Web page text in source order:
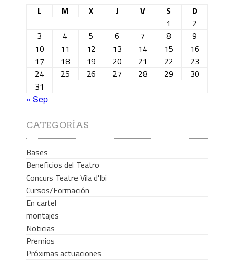
L
M X J V S
D
1
2
3
4 5 6 7 8
9
10
11 12 13 14 15
16
17
18 19 20 21 22
23
24
25 26 27 28 29
30
31
« Sep
CATEGORÍAS
Bases
Beneficios del Teatro
Concurs Teatre Vila d'Ibi
Cursos/Formación
En cartel
montajes
Noticias
Premios
Próximas actuaciones